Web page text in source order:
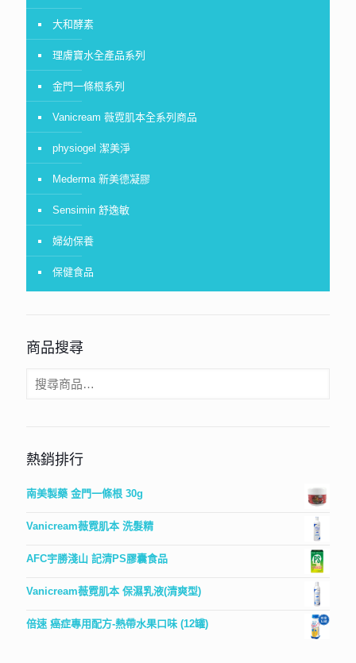
大和酵素
理膚寶水全產品系列
金門一條根系列
Vanicream 薇霓肌本全系列商品
physiogel 潔美淨
Mederma 新美德凝膠
Sensimin 舒逸敏
婦幼保養
保健食品
商品搜尋
熱銷排行
南美製藥 金門一條根 30g
Vanicream薇霓肌本 洗髮精
AFC宇勝淺山 記清PS膠囊食品
Vanicream薇霓肌本 保濕乳液(清爽型)
倍速 癌症專用配方-熱帶水果口味 (12罐)